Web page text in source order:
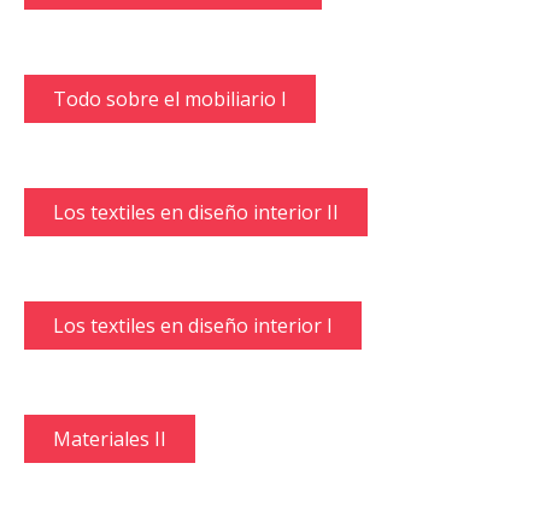
Todo sobre el mobiliario I
Los textiles en diseño interior II
Los textiles en diseño interior I
Materiales II